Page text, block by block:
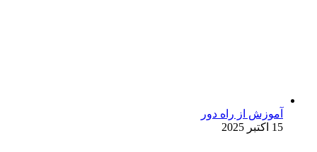
آموزش از راه دور
15 اکتبر 2025